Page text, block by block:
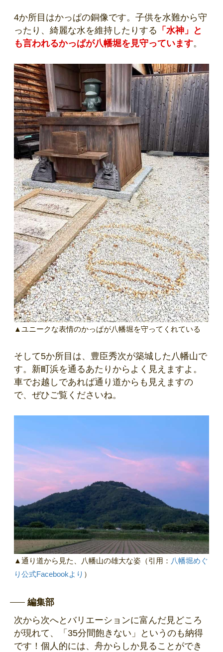
4か所目はかっぱの銅像です。子供を水難から守
ったり、綺麗な水を維持したりする 「水神」と
も言われるかっぱが八幡堀を見守っています。
▲ユニークな表情のかっぱが八幡堀を守ってくれている
そして5か所目は、豊臣秀次が築城した八幡山で
す。新町浜を通るあたりからよく見えますよ。
車でお越しであれば通り道からも見えますの
で、ぜひご覧くださいね。
▲通り道から見た、八幡山の雄大な姿（引用： 八幡堀めぐ
り公式Facebookより ）
編集部
次から次へとバリエーションに富んだ見どころ
が現れて、「35分間飽きない」というのも納得
です！個人的には、舟からしか見ることができ